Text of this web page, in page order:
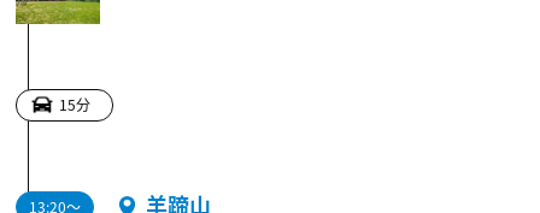
15分
13:20～
羊蹄山